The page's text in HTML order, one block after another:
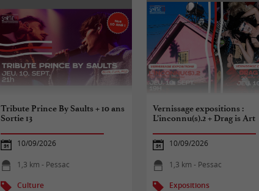
Tribute Prince By Saults + 10 ans
Sortie 13
10/09/2026
1,3 km - Pessac
Culture
Vernissage expositions :
L’inconnu(s).2 + Drag is Art
10/09/2026
1,3 km - Pessac
Expositions